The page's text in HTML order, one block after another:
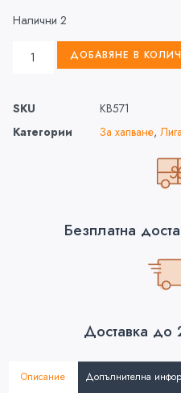
Налични 2
ДОБАВЯНЕ В
SKU
KB571
Категории
За хапване,
Безплатна
Доставка до
Описание Допълнителна